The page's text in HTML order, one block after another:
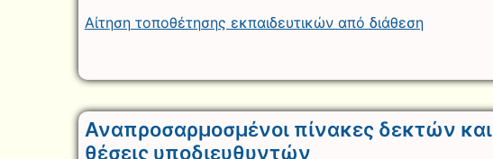
Αίτηση τοποθέτησης εκπαιδευτικών από διάθεση
Αναπροσαρμοσμένοι πίνακες δεκτών
θέσεις υποδιευθυντών